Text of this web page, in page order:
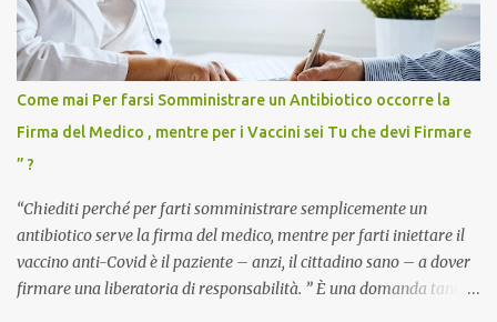
Come mai Per farsi Somministrare un Antibiotico occorre la
Firma del Medico , mentre per i Vaccini sei Tu che devi Firmare
” ?
“Chiediti perché per farti somministrare semplicemente un
antibiotico serve la firma del medico, mentre per farti iniettare il
vaccino anti-Covid è il paziente – anzi, il cittadino sano – a dover
firmare una liberatoria di responsabilità. ” È una domanda tanto